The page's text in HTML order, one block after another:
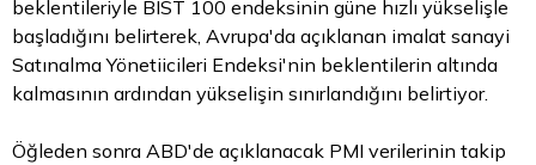
beklentileriyle BIST 100 endeksinin güne hızlı yükselişle
başladığını belirterek, Avrupa'da açıklanan imalat sanayi
Satınalma Yönetiicileri Endeksi'nin beklentilerin altında
kalmasının ardından yükselişin sınırlandığını belirtiyor.
Öğleden sonra ABD'de açıklanacak PMI verilerinin takip